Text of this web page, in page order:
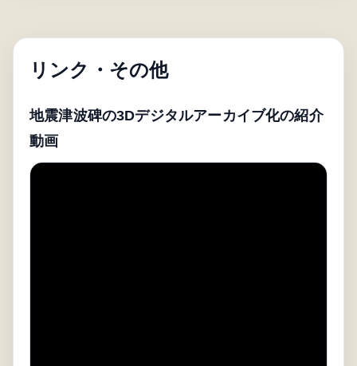
リンク・その他
地震津波碑の3Dデジタルアーカイブ化の紹介
動画